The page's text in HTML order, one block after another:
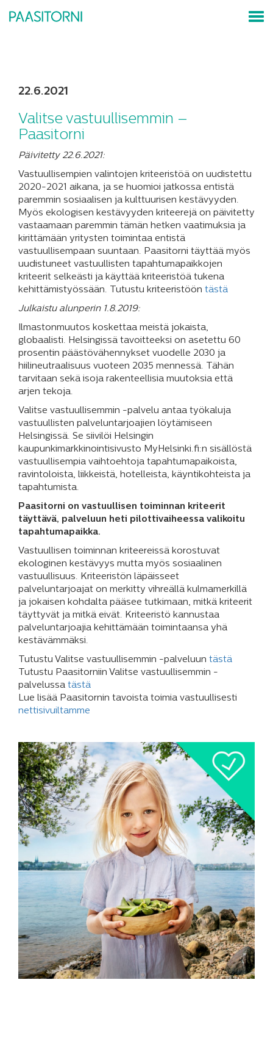
22.6.2021
Valitse vastuullisemmin –
Paasitorni
Päivitetty 22.6.2021:
Vastuullisempien valintojen kriteeristöä on uudistettu
2020-2021 aikana, ja se huomioi jatkossa entistä
paremmin sosiaalisen ja kulttuurisen kestävyyden.
Myös ekologisen kestävyyden kriteerejä on päivitetty
vastaamaan paremmin tämän hetken vaatimuksia ja
kirittämään yritysten toimintaa entistä
vastuullisempaan suuntaan. Paasitorni täyttää myös
uudistuneet vastuullisten tapahtumapaikkojen
kriteerit selkeästi ja käyttää kriteeristöä tukena
kehittämistyössään. Tutustu kriteeristöön tästä
Julkaistu alunperin 1.8.2019:
Ilmastonmuutos koskettaa meistä jokaista,
globaalisti. Helsingissä tavoitteeksi on asetettu 60
prosentin päästövähennykset vuodelle 2030 ja
hiilineutraalisuus vuoteen 2035 mennessä. Tähän
tarvitaan sekä isoja rakenteellisia muutoksia että
arjen tekoja.
Valitse vastuullisemmin -palvelu antaa työkaluja
vastuullisten palveluntarjoajien löytämiseen
Helsingissä. Se siivilöi Helsingin
kaupunkimarkkinointisivusto MyHelsinki.fi:n sisällöstä
vastuullisempia vaihtoehtoja tapahtumapaikoista,
ravintoloista, liikkeistä, hotelleista, käyntikohteista ja
tapahtumista.
Paasitorni on vastuullisen toiminnan kriteerit
täyttävä, palveluun heti pilottivaiheessa valikoitu
tapahtumapaikka.
Vastuullisen toiminnan kriteereissä korostuvat
ekologinen kestävyys mutta myös sosiaalinen
vastuullisuus. Kriteeristön läpäisseet
palveluntarjoajat on merkitty vihreällä kulmamerkillä
ja jokaisen kohdalta pääsee tutkimaan, mitkä kriteerit
täyttyvät ja mitkä eivät. Kriteeristö kannustaa
palveluntarjoajia kehittämään toimintaansa yhä
kestävämmäksi.
Tutustu Valitse vastuullisemmin -palveluun tästä
Tutustu Paasitorniin Valitse vastuullisemmin -
palvelussa tästä
Lue lisää Paasitornin tavoista toimia vastuullisesti
nettisivuiltamme